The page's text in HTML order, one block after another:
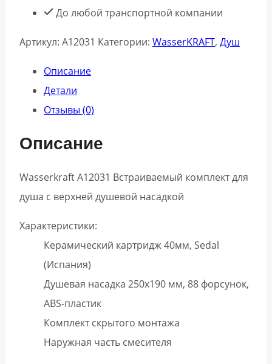
До любой транспортной компании
Артикул: A12031 Категории: WasserKRAFT, Душ
Описание
Детали
Отзывы (0)
Описание
Wasserkraft А12031 Встраиваемый комплект для
душа с верхней душевой насадкой
Характеристики:
Керамический картридж 40мм, Sedal
(Испания)
Душевая насадка 250х190 мм, 88 форсунок,
ABS-пластик
Комплект скрытого монтажа
Наружная часть смесителя